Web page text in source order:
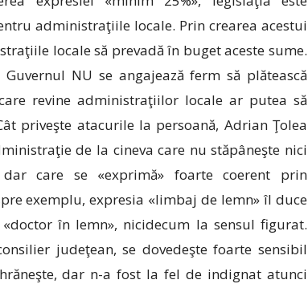
administraţiile locale. Prin crearea acestui
locale să prevadă în buget aceste sume.
NU se angajează ferm să plătească
revine administraţiilor locale ar putea să
priveşte atacurile la persoană, Adrian Ţolea
de la cineva care nu stăpâneşte nici
care se «exprimă» foarte coerent prin
exemplu, expresia «limbaj de lemn» îl duce
în lemn», nicidecum la sensul figurat.
judeţean, se dovedeşte foarte sensibil
dar n-a fost la fel de indignat atunci